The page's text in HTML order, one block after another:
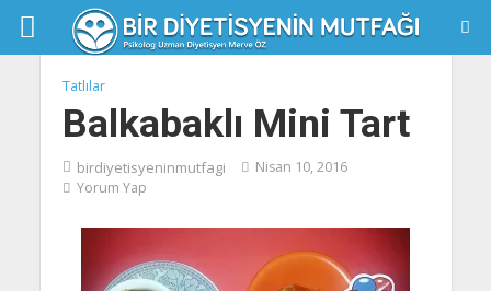
Tatlılar
Balkabaklı Mini Tart
birdiyetisyeninmutfagi
Nisan 10, 2016
Yorum Yap